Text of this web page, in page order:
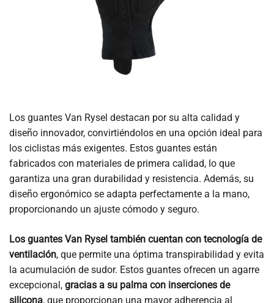
Los guantes Van Rysel destacan por su alta calidad y
diseño innovador, convirtiéndolos en una opción ideal para
los ciclistas más exigentes. Estos guantes están
fabricados con materiales de primera calidad, lo que
garantiza una gran durabilidad y resistencia. Además, su
diseño ergonómico se adapta perfectamente a la mano,
proporcionando un ajuste cómodo y seguro.
Los guantes Van Rysel también cuentan con tecnología de
ventilación, que permite una óptima transpirabilidad y evita
la acumulación de sudor. Estos guantes ofrecen un agarre
excepcional, gracias a su palma con inserciones de
silicona, que proporcionan una mayor adherencia al